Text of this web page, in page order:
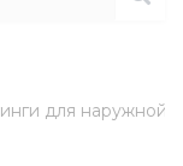
для наружной